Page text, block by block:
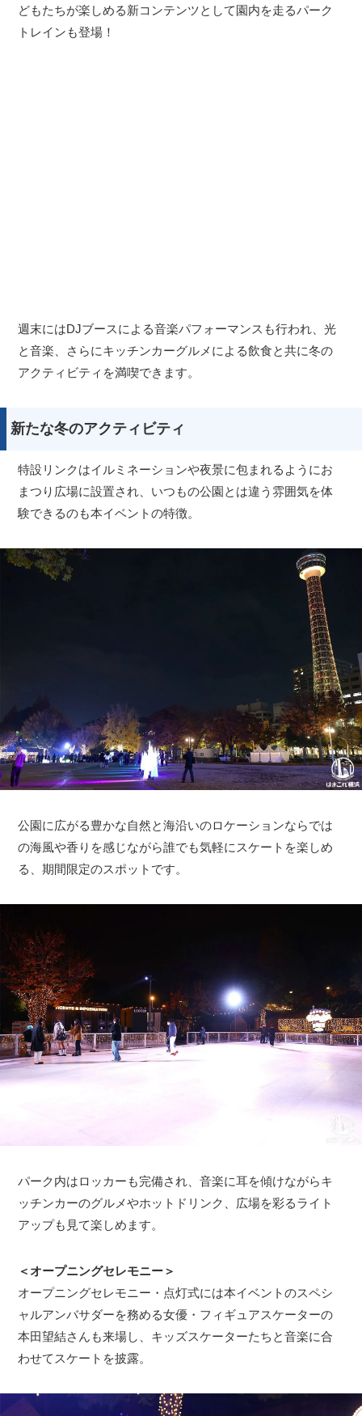
どもたちが楽しめる新コンテンツとして園内を走るパーク
トレインも登場！
週末にはDJブースによる音楽パフォーマンスも行われ、光
と音楽、さらにキッチンカーグルメによる飲食と共に冬の
アクティビティを満喫できます。
新たな冬のアクティビティ
特設リンクはイルミネーションや夜景に包まれるようにお
まつり広場に設置され、いつもの公園とは違う雰囲気を体
験できるのも本イベントの特徴。
公園に広がる豊かな自然と海沿いのロケーションならでは
の海風や香りを感じながら誰でも気軽にスケートを楽しめ
る、期間限定のスポットです。
パーク内はロッカーも完備され、音楽に耳を傾けながらキ
ッチンカーのグルメやホットドリンク、広場を彩るライト
アップも見て楽しめます。
＜オープニングセレモニー＞
オープニングセレモニー・点灯式には本イベントのスペシ
ャルアンバサダーを務める女優・フィギュアスケーターの
本田望結さんも来場し、キッズスケーターたちと音楽に合
わせてスケートを披露。